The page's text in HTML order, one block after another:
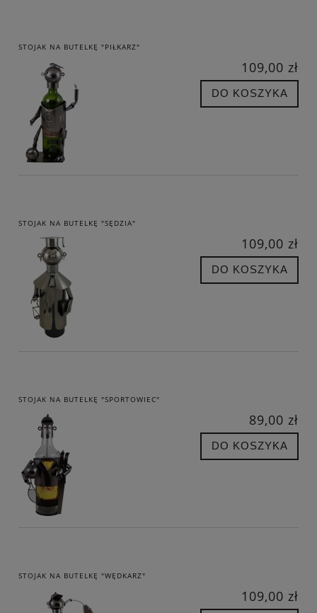
STOJAK NA BUTELKĘ "PIŁKARZ"
109,00 zł
DO KOSZYKA
STOJAK NA BUTELKĘ "SĘDZIA"
109,00 zł
DO KOSZYKA
STOJAK NA BUTELKĘ "SPORTOWIEC"
89,00 zł
DO KOSZYKA
STOJAK NA BUTELKĘ "WĘDKARZ"
109,00 zł